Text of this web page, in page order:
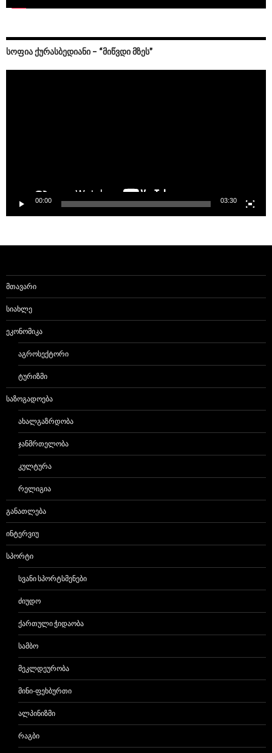
ᲡᲝᲤᲘᲐ ᲥᲣᲠᲐᲡᲑᲔᲓᲘᲐᲜᲘ – “ᲛᲘᲬᲕᲓᲘ ᲛᲖᲔᲡ”
00:00 03:30
ᲛᲗᲐᲕᲐᲠᲘ
ᲡᲘᲐᲮᲚᲔ
ᲔᲙᲝᲜᲝᲛᲘᲙᲐ
ᲐᲒᲠᲝᲡᲔᲥᲢᲝᲠᲘ
ᲢᲣᲠᲘᲖᲛᲘ
ᲡᲐᲖᲝᲒᲐᲓᲝᲔᲑᲐ
ᲐᲮᲐᲚᲒᲐᲖᲠᲓᲝᲑᲐ
ᲯᲐᲜᲛᲠᲗᲔᲚᲝᲑᲐ
ᲙᲣᲚᲢᲣᲠᲐ
ᲠᲔᲚᲘᲒᲘᲐ
ᲒᲐᲜᲐᲗᲚᲔᲑᲐ
ᲘᲜᲢᲔᲠᲕᲘᲣ
ᲡᲞᲝᲠᲢᲘ
ᲡᲕᲐᲜᲘ ᲡᲞᲝᲠᲢᲡᲛᲔᲜᲔᲑᲘ
ᲫᲘᲣᲓᲝ
ᲥᲐᲠᲗᲣᲚᲘ ᲭᲘᲓᲐᲝᲑᲐ
ᲡᲐᲛᲑᲝ
ᲛᲔᲙᲚᲓᲔᲣᲠᲝᲑᲐ
ᲛᲘᲜᲘ-ᲤᲔᲮᲑᲣᲠᲗᲘ
ᲐᲚᲞᲘᲜᲘᲖᲛᲘ
ᲠᲐᲒᲑᲘ